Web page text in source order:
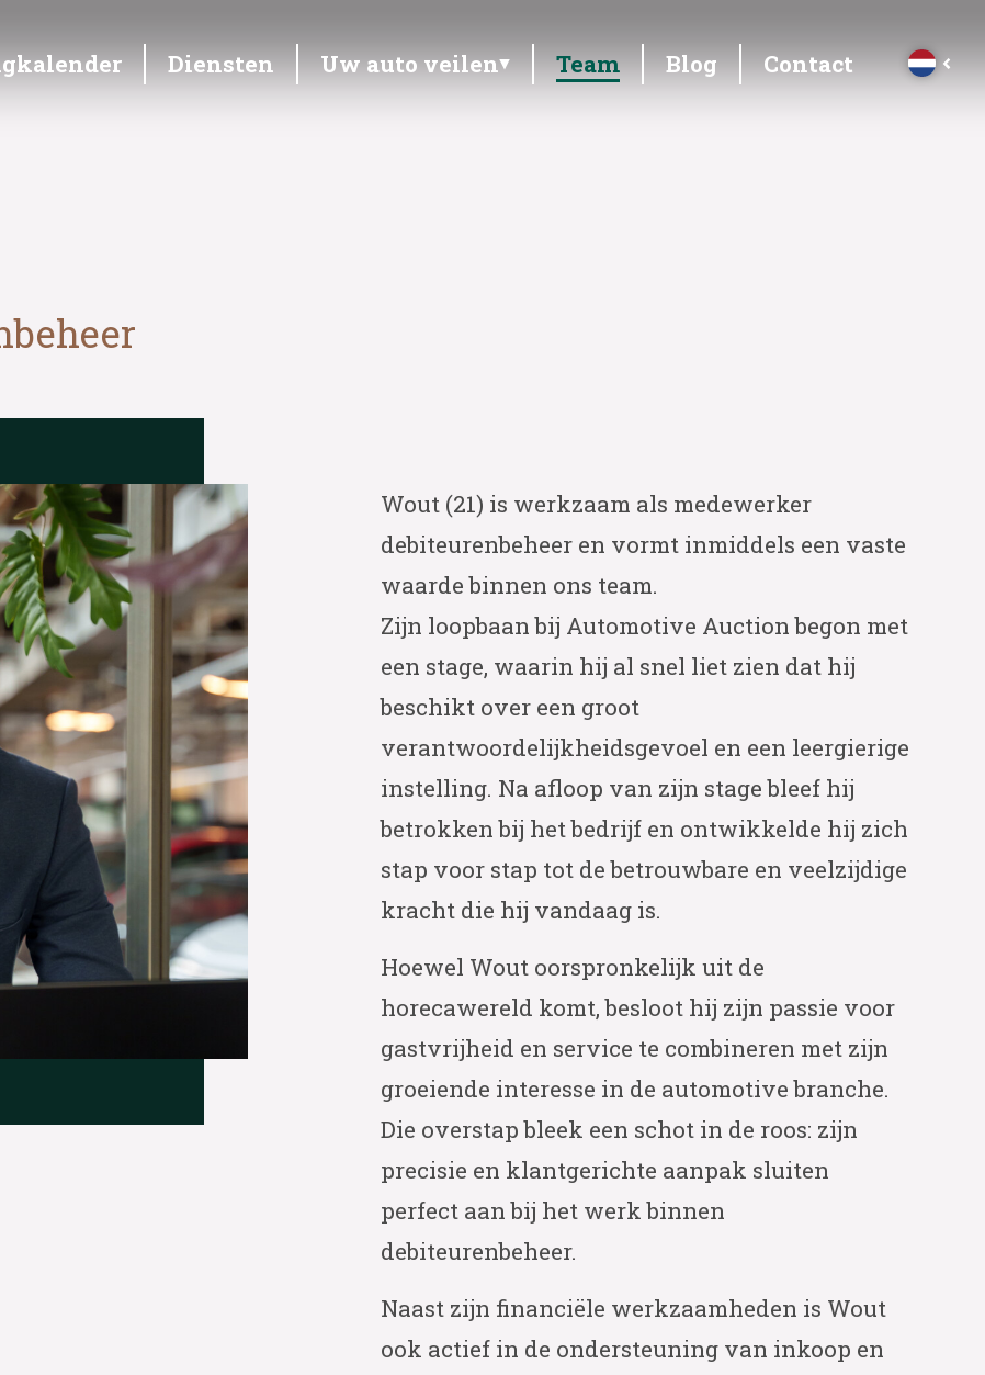
Diensten Uw auto veilen Team Blog Contact
Wout (21) is werkzaam als medewerker
debiteurenbeheer en vormt inmiddels een vaste
waarde binnen ons team.
Zijn loopbaan bij Automotive Auction begon met
een stage, waarin hij al snel liet zien dat hij
beschikt over een groot
verantwoordelijkheidsgevoel en een leergierige
instelling. Na afloop van zijn stage bleef hij
betrokken bij het bedrijf en ontwikkelde hij zich
stap voor stap tot de betrouwbare en veelzijdige
kracht die hij vandaag is.
Hoewel Wout oorspronkelijk uit de
horecawereld komt, besloot hij zijn passie voor
gastvrijheid en service te combineren met zijn
groeiende interesse in de automotive branche.
Die overstap bleek een schot in de roos: zijn
precisie en klantgerichte aanpak sluiten
perfect aan bij het werk binnen
debiteurenbeheer.
Naast zijn financiële werkzaamheden is Wout
ook actief in de ondersteuning van inkoop en